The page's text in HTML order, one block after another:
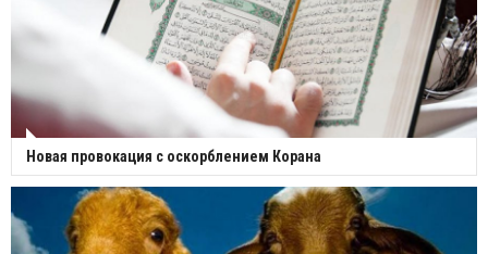
Новая провокация с оскорблением Корана